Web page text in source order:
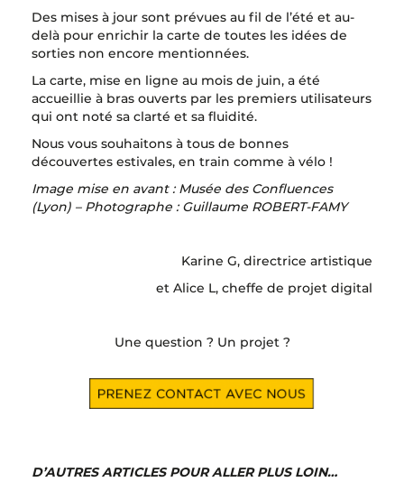
Des mises à jour sont prévues au fil de l’été et au-
delà pour enrichir la carte de toutes les idées de
sorties non encore mentionnées.
La carte, mise en ligne au mois de juin, a été
accueillie à bras ouverts par les premiers utilisateurs
qui ont noté sa clarté et sa fluidité.
Nous vous souhaitons à tous de bonnes
découvertes estivales, en train comme à vélo !
Image mise en avant : Musée des Confluences
(Lyon) – Photographe : Guillaume ROBERT-FAMY
Karine G, directrice artistique
et Alice L, cheffe de projet digital
Une question ? Un projet ?
D’AUTRES ARTICLES POUR ALLER PLUS LOIN…